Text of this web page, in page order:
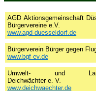
AGD Aktionsgemeinschaft
Bürgervereine e.V.
www.agd-duesseldorf.de
Bürgerverein Bürger gegen
www.bgf-ev.de
Umwelt- und
Deichwächter e. V.
www.deichwaechter.de